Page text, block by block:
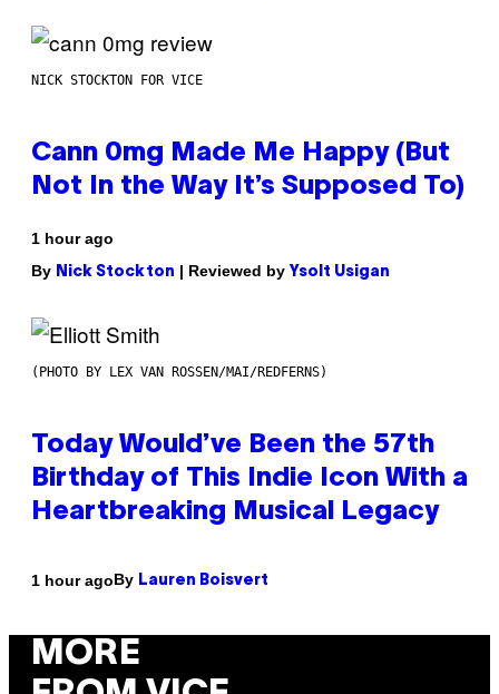
NICK STOCKTON FOR VICE
Cann 0mg Made Me Happy (But
Not In the Way It’s Supposed To)
1 hour ago
By Nick Stockton | Reviewed by Ysolt Usigan
(PHOTO BY LEX VAN ROSSEN/MAI/REDFERNS)
Today Would’ve Been the 57th
Birthday of This Indie Icon With a
Heartbreaking Musical Legacy
1 hour agoBy Lauren Boisvert
MORE